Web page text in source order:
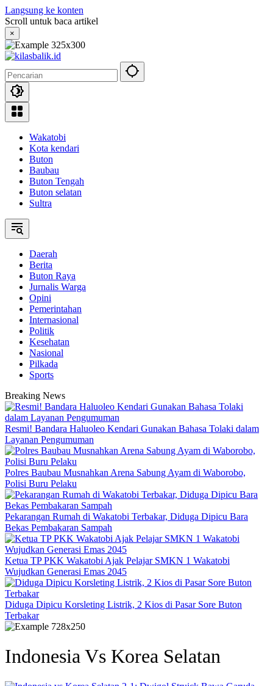
Langsung ke konten
Scroll untuk baca artikel
×
Wakatobi
Kota kendari
Buton
Baubau
Buton Tengah
Buton selatan
Sultra
Daerah
Berita
Buton Raya
Jurnalis Warga
Opini
Pemerintahan
Internasional
Politik
Kesehatan
Nasional
Pilkada
Sports
Breaking News
Resmi! Bandara Haluoleo Kendari Gunakan Bahasa Tolaki dalam
Layanan Pengumuman
Polres Baubau Musnahkan Arena Sabung Ayam di Waborobo,
Polisi Buru Pelaku
Pekarangan Rumah di Wakatobi Terbakar, Diduga Dipicu Bara
Bekas Pembakaran Sampah
Ketua TP PKK Wakatobi Ajak Pelajar SMKN 1 Wakatobi
Wujudkan Generasi Emas 2045
Diduga Dipicu Korsleting Listrik, 2 Kios di Pasar Sore Buton
Terbakar
Indonesia Vs Korea Selatan